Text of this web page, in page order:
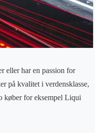
eller har en passion for
på kvalitet i verdensklasse,
køber for eksempel Liqui